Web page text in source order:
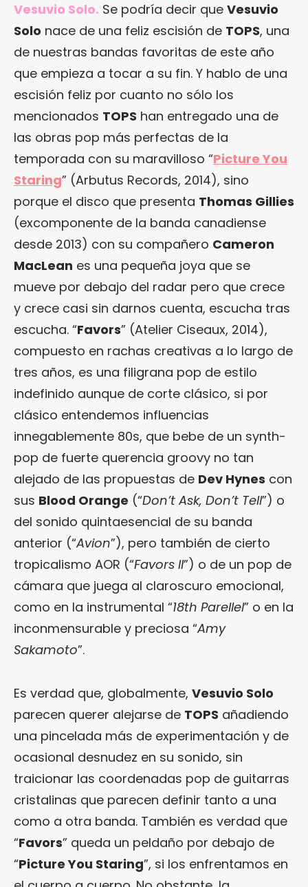
Vesuvio Solo. Se podría decir que Vesuvio
Solo nace de una feliz escisión de TOPS, una
de nuestras bandas favoritas de este año
que empieza a tocar a su fin. Y hablo de una
escisión feliz por cuanto no sólo los
mencionados TOPS han entregado una de
las obras pop más perfectas de la
temporada con su maravilloso “Picture You
Staring” (Arbutus Records, 2014), sino
porque el disco que presenta Thomas Gillies
(excomponente de la banda canadiense
desde 2013) con su compañero Cameron
MacLean es una pequeña joya que se
mueve por debajo del radar pero que crece
y crece casi sin darnos cuenta, escucha tras
escucha. “Favors” (Atelier Ciseaux, 2014),
compuesto en rachas creativas a lo largo de
tres años, es una filigrana pop de estilo
indefinido aunque de corte clásico, si por
clásico entendemos influencias
innegablemente 80s, que bebe de un synth-
pop de fuerte querencia groovy no tan
alejado de las propuestas de Dev Hynes con
sus Blood Orange (“Don’t Ask, Don’t Tell”) o
del sonido quintaesencial de su banda
anterior (“Avion”), pero también de cierto
tropicalismo AOR (“Favors II”) o de un pop de
cámara que juega al claroscuro emocional,
como en la instrumental “18th Parellel” o en la
inconmensurable y preciosa “Amy
Sakamoto”.
Es verdad que, globalmente, Vesuvio Solo
parecen querer alejarse de TOPS añadiendo
una pincelada más de experimentación y de
ocasional desnudez en su sonido, sin
traicionar las coordenadas pop de guitarras
cristalinas que parecen definir tanto a una
como a otra banda. También es verdad que
“Favors” queda un peldaño por debajo de
“Picture You Staring”, si los enfrentamos en